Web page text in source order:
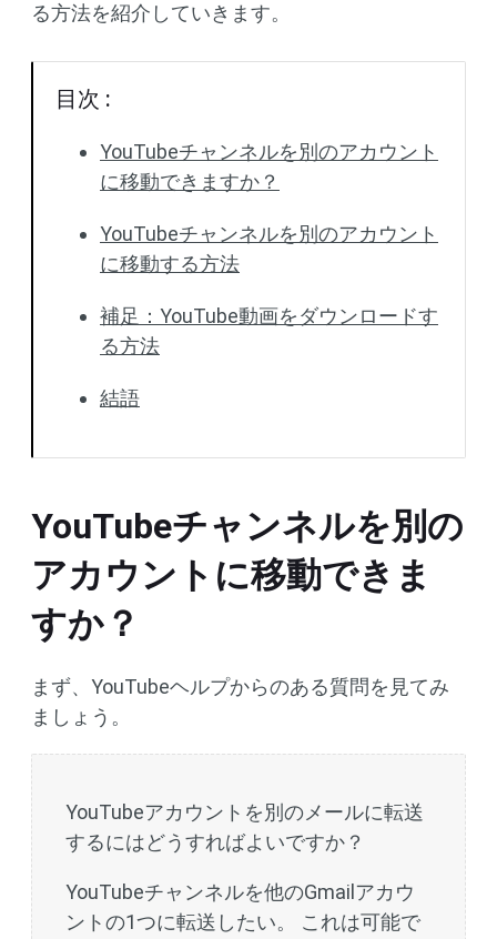
る方法を紹介していきます。
目次 :
YouTubeチャンネルを別のアカウント
に移動できますか？
YouTubeチャンネルを別のアカウント
に移動する方法
補足：YouTube動画をダウンロードす
る方法
結語
YouTubeチャンネルを別の
アカウントに移動できま
すか？
まず、YouTubeヘルプからのある質問を見てみ
ましょう。
YouTubeアカウントを別のメールに転送
するにはどうすればよいですか？
YouTubeチャンネルを他のGmailアカウ
ントの1つに転送したい。 これは可能で